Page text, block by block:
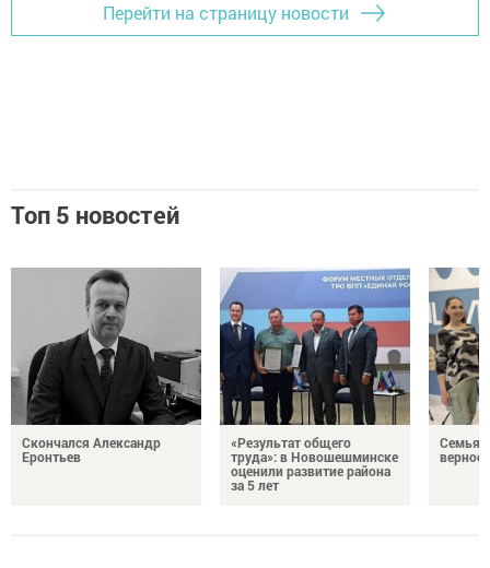
Перейти на страницу новости
Топ 5 новостей
Скончался Александр
Еронтьев
«Результат общего
труда»: в Новошешминске
оценили развитие района
за 5 лет
Семья